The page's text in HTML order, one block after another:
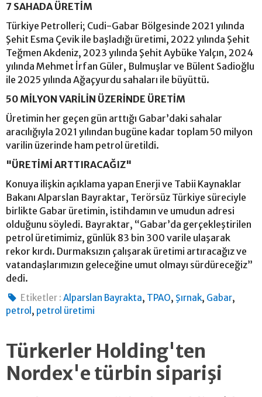
7 SAHADA ÜRETİM
Türkiye Petrolleri; Cudi-Gabar Bölgesinde 2021 yılında
Şehit Esma Çevik ile başladığı üretimi, 2022 yılında Şehit
Teğmen Akdeniz, 2023 yılında Şehit Aybüke Yalçın, 2024
yılında Mehmet İrfan Güler, Bulmuşlar ve Bülent Sadioğlu
ile 2025 yılında Ağaçyurdu sahaları ile büyüttü.
50 MİLYON VARİLİN ÜZERİNDE ÜRETİM
Üretimin her geçen gün arttığı Gabar’daki sahalar
aracılığıyla 2021 yılından bugüne kadar toplam 50 milyon
varilin üzerinde ham petrol üretildi.
"ÜRETİMİ ARTTIRACAĞIZ"
Konuya ilişkin açıklama yapan Enerji ve Tabii Kaynaklar
Bakanı Alparslan Bayraktar, Terörsüz Türkiye süreciyle
birlikte Gabar üretimin, istihdamın ve umudun adresi
olduğunu söyledi. Bayraktar, “Gabar’da gerçekleştirilen
petrol üretimimiz, günlük 83 bin 300 varile ulaşarak
rekor kırdı. Durmaksızın çalışarak üretimi artıracağız ve
vatandaşlarımızın geleceğine umut olmayı sürdüreceğiz”
dedi.
Etiketler : Alparslan Bayrakta, TPAO, Şırnak, Gabar,
petrol , petrol üretimi
Türkerler Holding'ten
Nordex'e türbin siparişi